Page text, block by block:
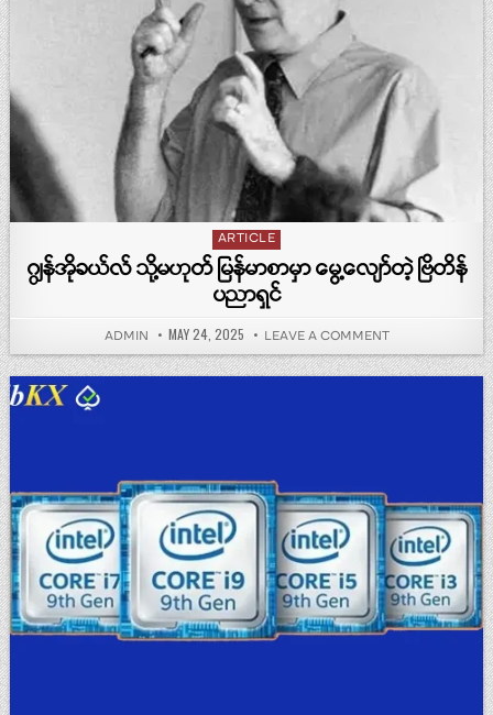
Posted in
ARTICLE
ဂျွန်အိုခယ်လ် သို့မဟုတ် မြန်မာစာမှာ မွေ့လျော်တဲ့ ဗြိတိန်
ပညာရှင်
AUTHOR:
ADMIN PUBLISHED DATE:
MAY 24, 2025 LEAVE A COMMENTON ဂျွန်အိုခယ်လ် သို့